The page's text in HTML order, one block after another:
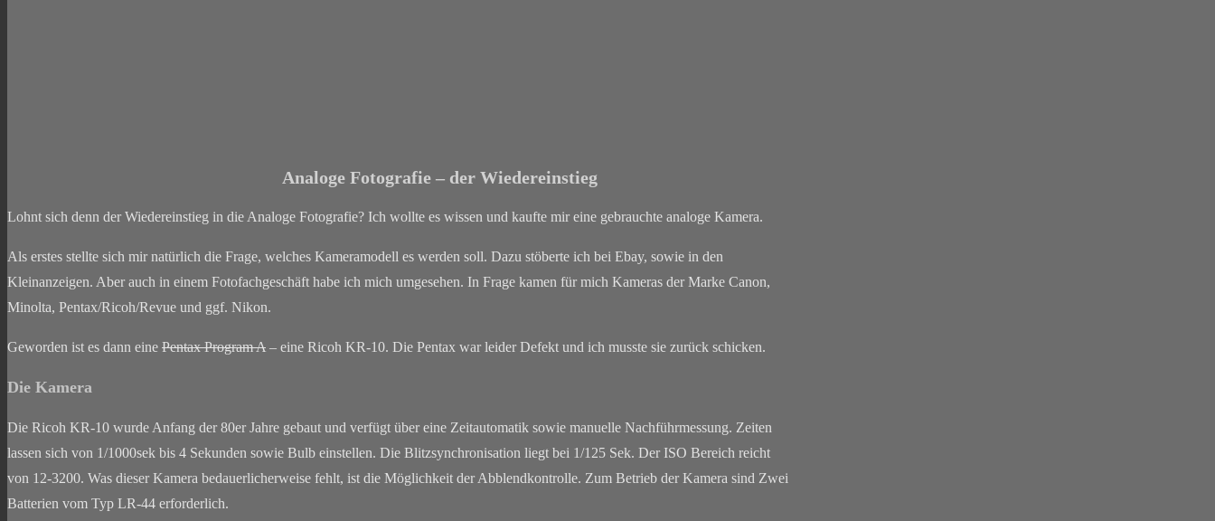
Analoge Fotografie – der Wiedereinstieg
Lohnt sich denn der Wiedereinstieg in die Analoge Fotografie? Ich wollte es wissen und kaufte mir eine gebrauchte analoge Kamera.
Als erstes stellte sich mir natürlich die Frage, welches Kameramodell es werden soll. Dazu stöberte ich bei Ebay, sowie in den
Kleinanzeigen. Aber auch in einem Fotofachgeschäft habe ich mich umgesehen. In Frage kamen für mich Kameras der Marke Canon,
Minolta, Pentax/Ricoh/Revue und ggf. Nikon.
Geworden ist es dann eine Pentax Program A – eine Ricoh KR-10. Die Pentax war leider Defekt und ich musste sie zurück schicken.
Die Kamera
Die Ricoh KR-10 wurde Anfang der 80er Jahre gebaut und verfügt über eine Zeitautomatik sowie manuelle Nachführmessung. Zeiten
lassen sich von 1/1000sek bis 4 Sekunden sowie Bulb einstellen. Die Blitzsynchronisation liegt bei 1/125 Sek. Der ISO Bereich reicht
von 12-3200. Was dieser Kamera bedauerlicherweise fehlt, ist die Möglichkeit der Abblendkontrolle. Zum Betrieb der Kamera sind Zwei
Batterien vom Typ LR-44 erforderlich.